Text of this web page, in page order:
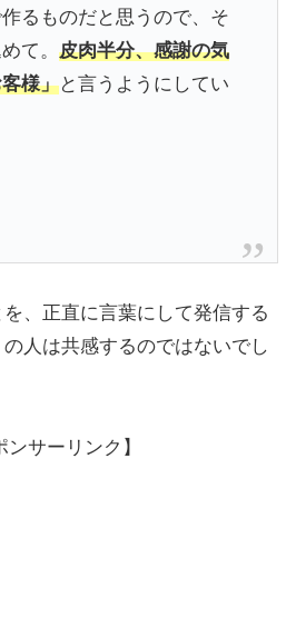
るものだと思うので、そ
て。 皮肉半分、感謝の気
様」と言うようにしてい
、正直に言葉にして発信する
人は共感するのではないでし
ンサーリンク】